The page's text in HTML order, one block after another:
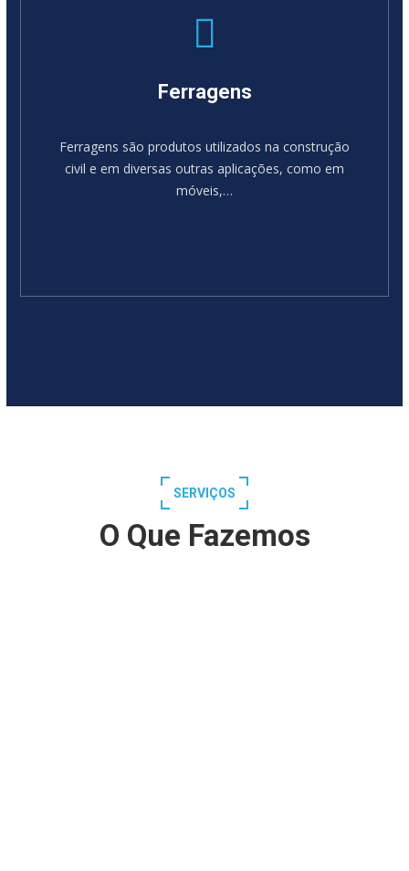
Ferragens
Ferragens são produtos utilizados na construção
civil e em diversas outras aplicações, como em
móveis,…
SERVIÇOS
O Que Fazemos